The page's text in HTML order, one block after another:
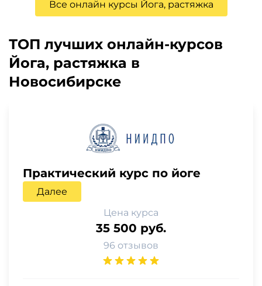
Все онлайн курсы Йога, растяжка
ТОП лучших онлайн-курсов
Йога, растяжка в
Новосибирске
Практический курс по йоге
Далее
Цена курса
35 500 руб.
96 отзывов